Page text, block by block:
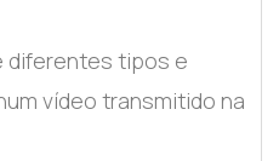
diferentes tipos e
vídeo transmitido na